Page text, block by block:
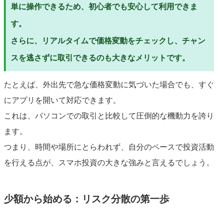
単に操作できるため、初心者でも安心して利用できま
す。
さらに、リアルタイムで価格変動をチェックし、チャン
スを逃さずに取引できるのも大きなメリットです。
たとえば、外出先で急な価格変動に気づいた場合でも、すぐ
にアプリを開いて対応できます。
これは、パソコンでの取引と比較して圧倒的な機動力を誇り
ます。
つまり、時間や場所にとらわれず、自分のペースで投資活動
を行える点が、スマホ投資の大きな強みと言えるでしょう。
少額から始める：リスク分散の第一歩